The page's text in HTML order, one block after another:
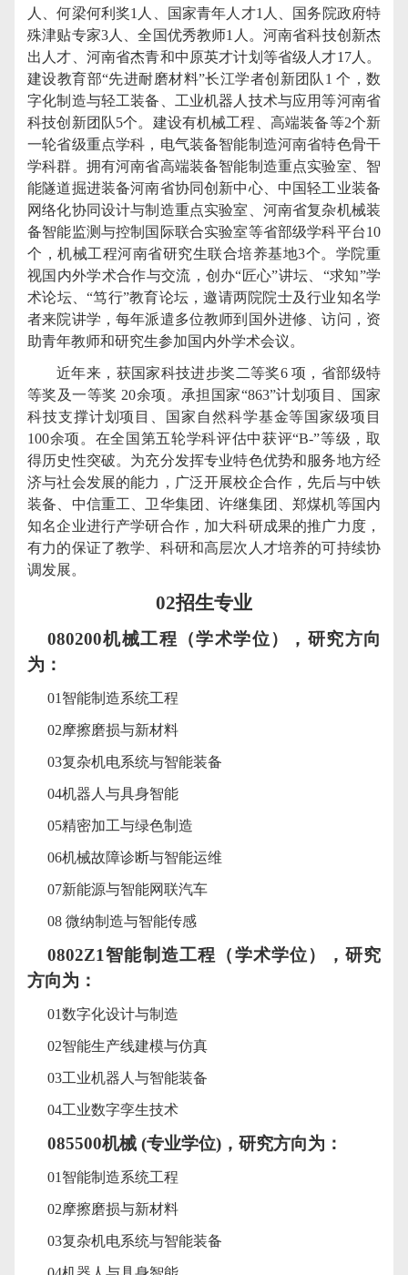
人、何梁何利奖1 人、国家青年人才1 人、国务院政府特
殊津贴专家3人、全国优秀教师1 人。河南省科技创新杰
出人才、河南省杰青和中原英才计划等省级人才17人。
建设教育部“先进耐磨材料”长江学者创新团队 1个，数
字化制造与轻工装备、工业机器人技术与应用等河南省
科技创新团队5个。建设有机械工程、高端装备等2个新
一轮省级重点学科，电气装备智能制造河南省特色骨干
学科群。拥有河南省高端装备智能制造重点实验室、智
能隧道掘进装备河南省协同创新中心、中国轻工业装备
网络化协同设计与制造重点实验室、河南省复杂机械装
备智能监测与控制国际联合实验室等省部级学科平台10
个，机械工程河南省研究生联合培养基地3个。学院重
视国内外学术合作与交流，创办“匠心”讲坛、“求知”学
术论坛、“笃行”教育论坛，邀请两院院士及行业知名学
者来院讲学，每年派遣多位教师到国外进修、访问，资
助青年教师和研究生参加国内外学术会议。
近年来，获国家科技进步奖二等奖6 项 ，省部级特
等奖及一等奖 20余项。承担国家“863”计划项目、国家
科技支撑计划项目、国家自然科学基金等国家级项目
100余项。在全国第五轮学科评估中获评“B-”等级，取
得历史性突破。为充分发挥专业特色优势和服务地方经
济与社会发展的能力，广泛开展校企合作，先后与中铁
装备、中信重工、卫华集团、许继集团、郑煤机等国内
知名企业进行产学研合作，加大科研成果的推广力度，
有力的保证了教学、科研和高层次人才培养的可持续协
调发展。
02招生专业
080200机械工程（学术学位），研究方向
为：
01 智能制造系统工程
02摩擦磨损与新材料
03复杂机电系统与智能装备
04机器人与具身智能
05精密加工与绿色制造
06机械故障诊断与智能运维
07新能源与智能网联汽车
08 微纳制造与智能传感
0802Z1智能制造工程（学术学位），研究
方向为：
01数字化设计与制造
02智能生产线建模与仿真
03工业机器人与智能装备
04工业数字孪生技术
085500机械 (专业学位) ，研究方向为：
01 智能制造系统工程
02摩擦磨损与新材料
03复杂机电系统与智能装备